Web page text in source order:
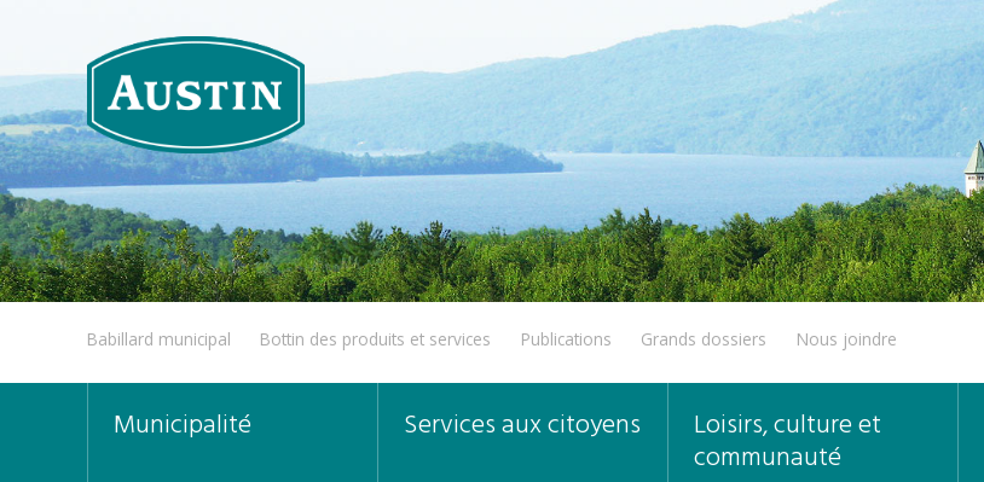
Babillard municipal Bottin des produits et services Publications Grands dossiers Nous joindre
Municipalité Services aux citoyens Loisirs, culture et
communauté